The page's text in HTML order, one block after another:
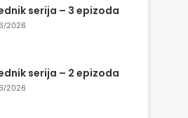
serija – 3 epizoda
2026
serija – 2 epizoda
2026